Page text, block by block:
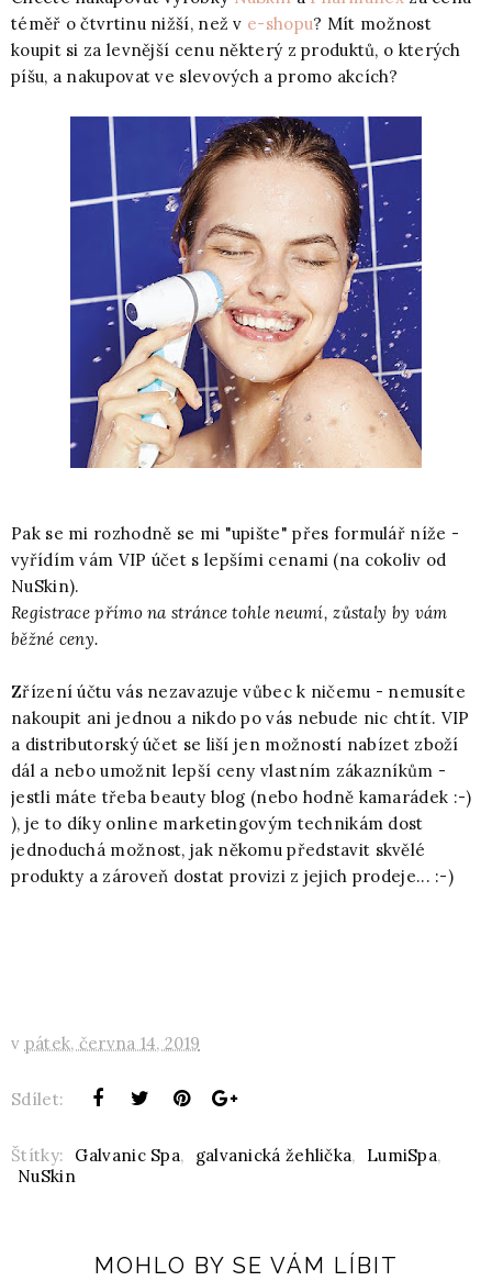
téměř o čtvrtinu nižší, než v e-shopu? Mít možnost
koupit si za levnější cenu některý z produktů, o kterých
píšu, a nakupovat ve slevových a promo akcích?
Pak se mi rozhodně se mi "upište" přes formulář níže -
vyřídím vám VIP účet s lepšími cenami (na cokoliv od
NuSkin).
Registrace přímo na stránce tohle neumí, zůstaly by vám
běžné ceny.
Zřízení účtu vás nezavazuje vůbec k ničemu - nemusíte
nakoupit ani jednou a nikdo po vás nebude nic chtít. VIP
a distributorský účet se liší jen možností nabízet zboží
dál a nebo umožnit lepší ceny vlastním zákazníkům -
jestli máte třeba beauty blog (nebo hodně kamarádek :-)
), je to díky online marketingovým technikám dost
jednoduchá možnost, jak někomu představit skvělé
produkty a zároveň dostat provizi z jejich prodeje... :-)
v pátek, června 14, 2019
Sdílet:
Štítky: Galvanic Spa, galvanická žehlička, LumiSpa,
NuSkin
MOHLO BY SE VÁM LÍBIT